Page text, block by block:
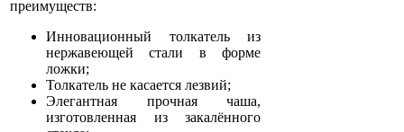
преимуществ:
Инновационный толкатель из
нержавеющей стали в форме
ложки;
Толкатель не касается лезвий;
Элегантная прочная чаша,
изготовленная из закалённого